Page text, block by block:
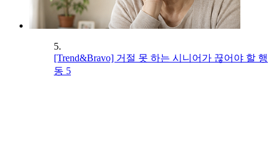
5.
[Trend&Bravo] 거절 못 하는 시니어가 끊어야 할 행
동 5